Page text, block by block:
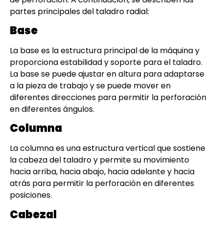
partes principales del taladro radial:
Base
La base es la estructura principal de la máquina y
proporciona estabilidad y soporte para el taladro.
La base se puede ajustar en altura para adaptarse
a la pieza de trabajo y se puede mover en
diferentes direcciones para permitir la perforación
en diferentes ángulos.
Columna
La columna es una estructura vertical que sostiene
la cabeza del taladro y permite su movimiento
hacia arriba, hacia abajo, hacia adelante y hacia
atrás para permitir la perforación en diferentes
posiciones.
Cabezal